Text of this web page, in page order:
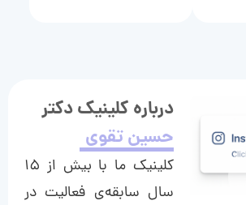
درباره کلینیک دکتر
حسین تقوی
کلینیک ما با بیش از ۱۵
سال سابقه‌ی فعالیت در